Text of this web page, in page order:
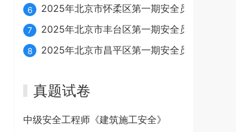
6 2025年北京市怀柔区第一期安全员续期10月
7 2025年北京市丰台区第一期安全员续期10月
8 2025年北京市昌平区第一期安全员续期10月
真题试卷
中级安全工程师《建筑施工安全》